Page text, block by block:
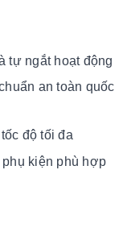
tự ngắt hoạt động
an toàn quốc
độ tối đa
kiện phù hợp